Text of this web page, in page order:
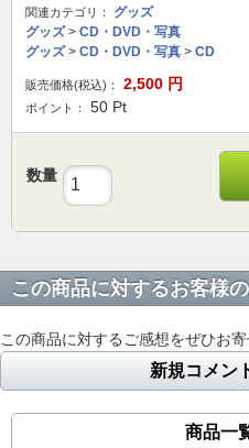
関連カテゴリ：
グッズ
グッズ> CD・DVD・写真
グッズ> CD・DVD・写真 > CD
販売価格(税込)： 2,500 円
ポイント： 50 Pt
数量
この商品に対するお客様
この商品に対するご感想をぜひお寄
新規コメン
商品一